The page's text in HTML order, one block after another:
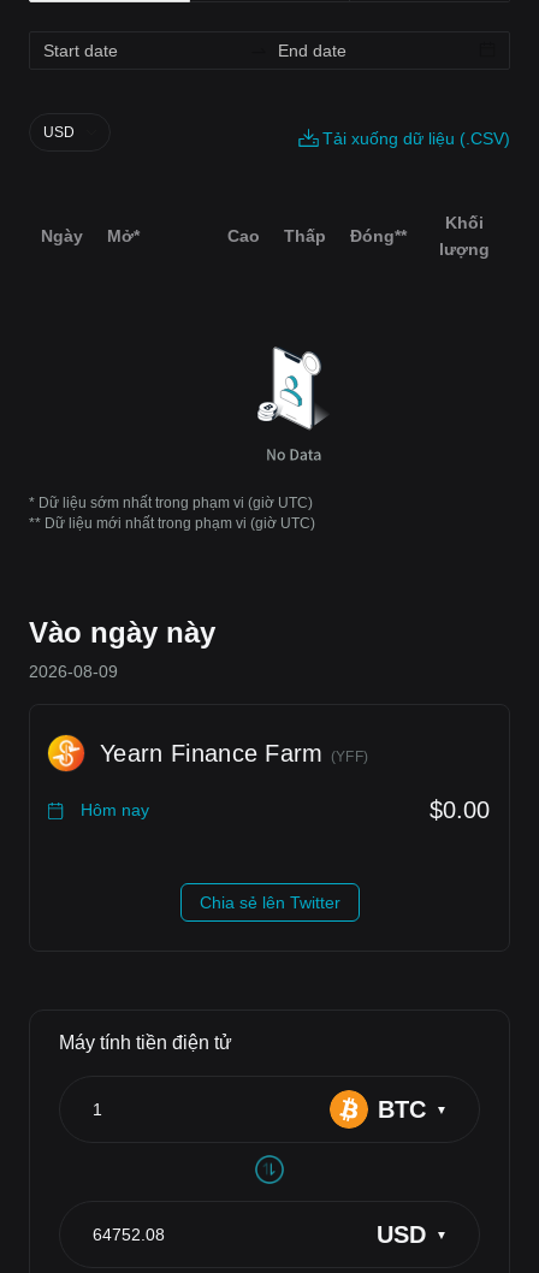
Tải xuống dữ liệu (.CSV)
USD
Ngày Mở* Cao Thấp Đóng**
‌Khối
lượng
* Dữ liệu sớm nhất trong phạm vi (giờ UTC)
** Dữ liệu mới nhất trong phạm vi (giờ UTC)
Vào ngày này
2026-08-09
Yearn Finance Farm (YFF)
Hôm nay $0.00
Chia sẻ lên Twitter